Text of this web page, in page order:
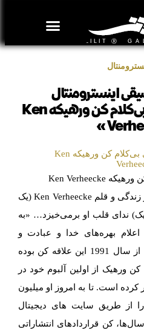
اینسترومنتال
« برترین موزیک‌های بی‌کلام کن ورهیکه Ken
کن ورهیکه Ken Verheecke از زندگی و قلم Ken Verheecke (یک
ندای قلب او برمی‌خیزد… «به
اعلام بهره‌های خدا و عبادت و
پرستش شگفتی مهیب خدا.» از سال 1991 این علاقه کن بوده
ورهیک از اولین آلبوم خود در
منتشر کرده است. تا به امروز او میلیون
از طریق سایت های دیجیتال
کن قراردادهای انتشاراتی